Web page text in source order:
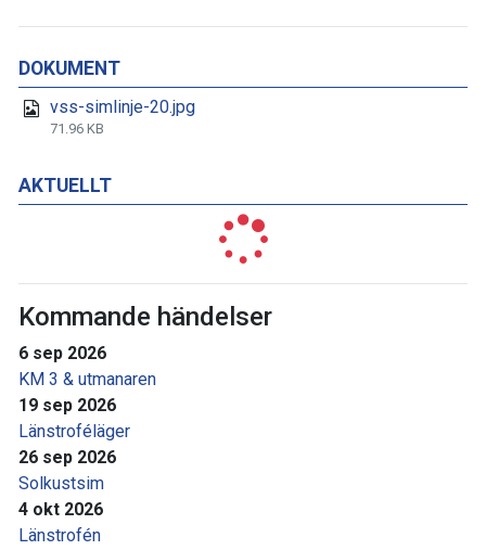
DOKUMENT
vss-simlinje-20.jpg
71.96 KB
AKTUELLT
Kommande händelser
6 sep 2026
KM 3 & utmanaren
19 sep 2026
Länstroféläger
26 sep 2026
Solkustsim
4 okt 2026
Länstrofén